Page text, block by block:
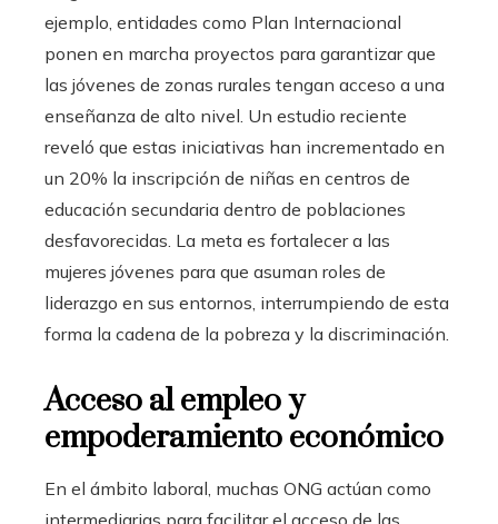
ejemplo, entidades como Plan Internacional
ponen en marcha proyectos para garantizar que
las jóvenes de zonas rurales tengan acceso a una
enseñanza de alto nivel. Un estudio reciente
reveló que estas iniciativas han incrementado en
un 20% la inscripción de niñas en centros de
educación secundaria dentro de poblaciones
desfavorecidas. La meta es fortalecer a las
mujeres jóvenes para que asuman roles de
liderazgo en sus entornos, interrumpiendo de esta
forma la cadena de la pobreza y la discriminación.
Acceso al empleo y
empoderamiento económico
En el ámbito laboral, muchas ONG actúan como